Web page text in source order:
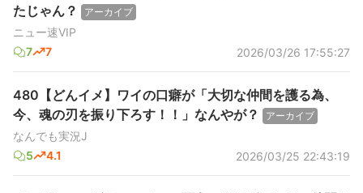
たじゃん？
アーカイブ
ニュー速VIP
7
7 2026/03/26 17:55:27
480【どんイメ】ワイの口癖が「大切な仲間を護る為、
今、魂の刃を振り下ろす！！」なんやが？
アーカイブ
なんでも実況J
5
4.1 2026/03/25 22:43:19